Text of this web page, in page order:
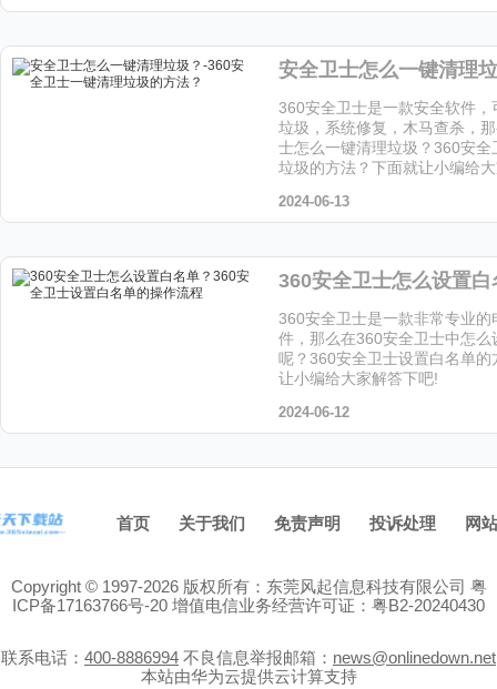
360安全卫士是一款安全软件，
垃圾，系统修复，木马查杀，
士怎么一键清理垃圾？360安全
垃圾的方法？下面就让小编给
2024-06-13
360安全卫士是一款非常专业的
件，那么在360安全卫士中怎么
呢？360安全卫士设置白名单的
让小编给大家解答下吧!
2024-06-12
首页 关于我们 免责声明 投诉处理 网
Copyright © 1997-2026 版权所有：东莞风起信息科技有限公司 粤
ICP备17163766号-20 增值电信业务经营许可证：粤B2-20240430
联系电话： 400-8886994 不良信息举报邮箱： news@onlinedown.net
本站由华为云提供云计算支持